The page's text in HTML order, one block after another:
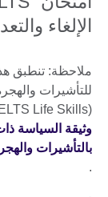
الإلغاء
للتأشيرات
‏(IELTS Life Skills). يرجى الرجوع إلى
بالتأشيرات
.